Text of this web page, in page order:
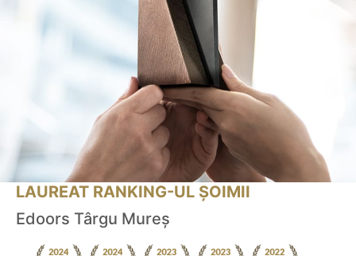
LAUREAT RANKING-UL ȘOIMII
Edoors Târgu Mureș